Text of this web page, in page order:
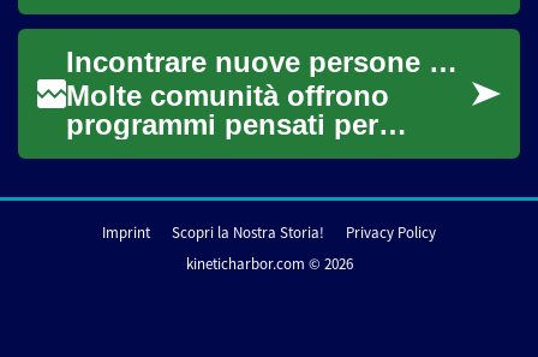
consumiamo entertainment e
digital content, spostando
l'atten...
Incontrare nuove persone può cambiare la routine quotidiana, ampliare la cerchia sociale e offrire opportunità romantiche o amicizie durature. Per adulti e anziani la socializzazione spesso richiede approcci diversi rispetto ai giovani: ritmi più lenti, attenzione alla mobilità e alla sicurezza, e una maggiore preferenza per eventi strutturati. Questo articolo esplora come partecipare a attività locali, eventi progettati per persone mature e incontri organizzati possa facilitare connessioni autentiche, con consigli pratici su dove cercare, come prepararsi e come valutare le proposte sul territorio.
Molte comunità offrono
programmi pensati per
seniors, come centri
gruppi di hobby. Part...
Imprint Scopri la Nostra Storia!
Privacy Policy
kineticharbor.com © 2026